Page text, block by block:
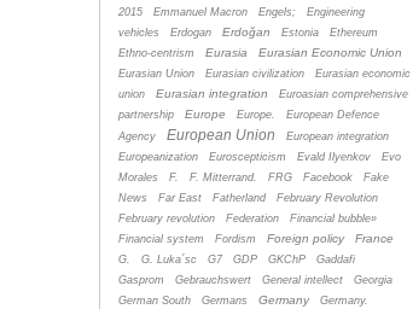
2015
Emmanuel Macron Engels;
Engineering
vehicles
Erdogan Erdoğan Estonia
Ethereum
Ethno-centrism
Eurasia Eurasian Economic Union
Eurasian Union Eurasian civilization
Eurasian economic
union
Eurasian integration
Euroasian comprehensive
partnership
Europe Europe.
European Defence
Agency
European Union
European integration
Europeanization
Euroscepticism Evald Ilyenkov
Evo
Morales
F. F. Mitterrand. FRG Facebook
Fake
News
Far East Fatherland
February Revolution
February revolution
Federation
Financial bubble»
Financial system
Fordism Foreign policy France
G. G. Luka´sc G7 GDP GKChP
Gaddafi
Gasprom
Gebrauchswert General intellect
Georgia
German South
Germans Germany
Germany.